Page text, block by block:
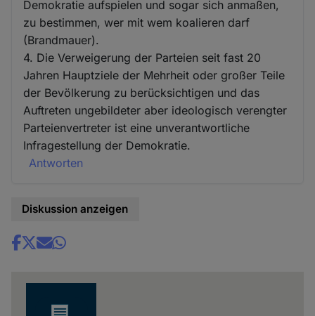
Demokratie aufspielen und sogar sich anmaßen,
zu bestimmen, wer mit wem koalieren darf
(Brandmauer).
4. Die Verweigerung der Parteien seit fast 20
Jahren Hauptziele der Mehrheit oder großer Teile
der Bevölkerung zu berücksichtigen und das
Auftreten ungebildeter aber ideologisch verengter
Parteienvertreter ist eine unverantwortliche
Infragestellung der Demokratie.
Antworten
Diskussion anzeigen
Share